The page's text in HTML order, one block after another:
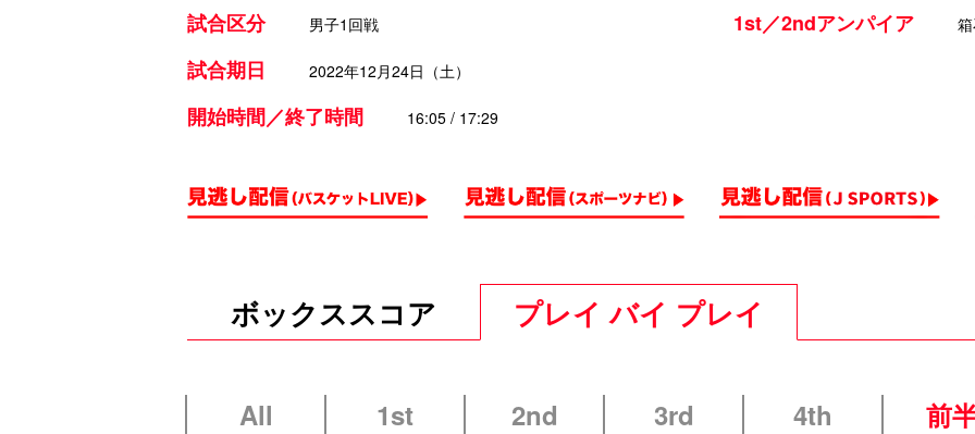
試合区分 男子1回戦
試合期日 2022年12月24日（土）
開始時間／終了時間 16:05 / 17:29
1st／2ndアンパイア
ボックススコア プレイ バイ プレイ
All 1st 2nd 3rd 4th 前